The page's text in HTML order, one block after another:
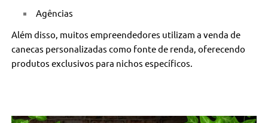
Agências
Além disso, muitos empreendedores utilizam a venda de
canecas personalizadas como fonte de renda, oferecendo
produtos exclusivos para nichos específicos.